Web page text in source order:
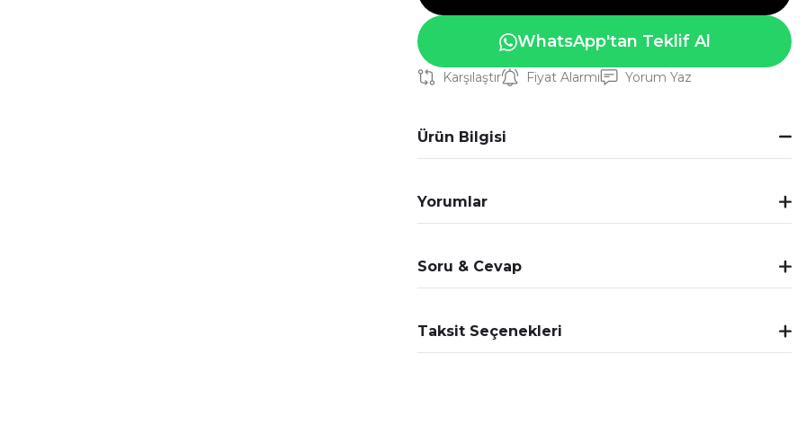
WhatsApp'tan Teklif Al
Karşılaştır Fiyat Alarmı Yorum Yaz
Ürün Bilgisi
Yorumlar
Soru & Cevap
Taksit Seçenekleri